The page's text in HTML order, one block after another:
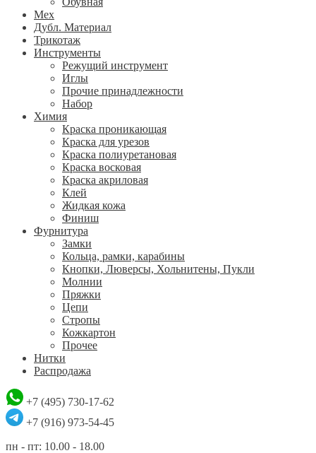
Мех
Дубл. Материал
Трикотаж
Инструменты
Режущий инструмент
Иглы
Прочие принадлежности
Набор
Химия
Краска проникающая
Краска для урезов
Краска полиуретановая
Краска восковая
Краска акриловая
Клей
Жидкая кожа
Финиш
Фурнитура
Замки
Кольца, рамки, карабины
Кнопки, Люверсы, Хольнитены, Пукли
Молнии
Пряжки
Цепи
Стропы
Кожкартон
Прочее
Нитки
Распродажа
+7 (495) 730-17-62
+7 (916) 973-54-45
пн - пт: 10.00 - 18.00